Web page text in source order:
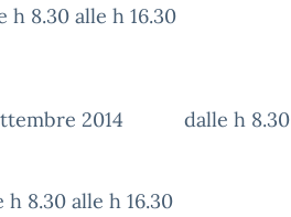
alle h 16.30
2014 dalle h 8.30
alle h 16.30